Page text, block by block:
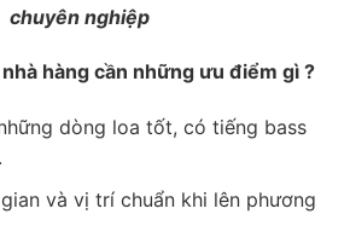
chuyên nghiệp
hàng cần những ưu điểm gì ?
dòng loa tốt, có tiếng bass
và vị trí chuẩn khi lên phương